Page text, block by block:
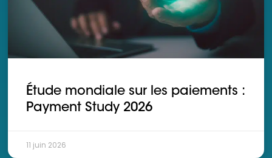
Étude mondiale sur les paiements :
Payment Study 2026
11 juin 2026